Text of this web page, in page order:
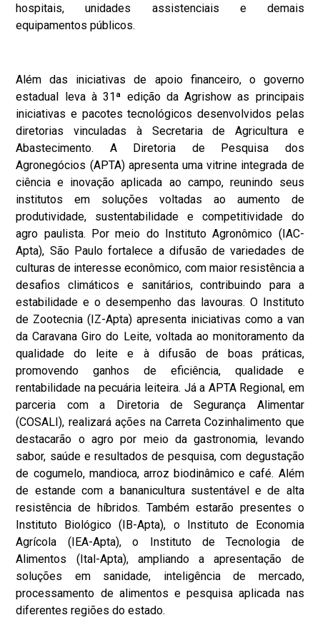
hospitais, unidades assistenciais e demais
equipamentos públicos.
Além das iniciativas de apoio financeiro, o governo
estadual leva à 31ª edição daAgrishow as principais
iniciativas e pacotes tecnológicos desenvolvidos pelas
diretorias vinculadas à Secretaria de Agricultura e
Abastecimento. A Diretoria de Pesquisa dos
Agronegócios (APTA) apresenta uma vitrine integrada de
ciência e inovação aplicada ao campo, reunindo seus
institutos em soluções voltadas ao aumento de
produtividade, sustentabilidade e competitividade do
agro paulista. Por meio do Instituto Agronômico (IAC-
Apta), São Paulo fortalece a difusão de variedades de
culturas de interesse econômico, com maior resistência a
desafios climáticos e sanitários, contribuindo para a
estabilidade e o desempenho das lavouras. O Instituto
de Zootecnia (IZ-Apta) apresenta iniciativas como a van
da Caravana Giro do Leite, voltada ao monitoramento da
qualidade do leite e à difusão de boas práticas,
promovendo ganhos de eficiência, qualidade e
rentabilidade na pecuária leiteira. Já a APTA Regional, em
parceria com a Diretoria de Segurança Alimentar
(COSALI), realizará ações na Carreta Cozinhalimento que
destacarão o agro por meio da gastronomia, levando
sabor, saúde e resultados de pesquisa, com degustação
de cogumelo, mandioca, arroz biodinâmico e café. Além
de estande com a bananicultura sustentável e de alta
resistência de híbridos. Também estarão presentes o
Instituto Biológico (IB-Apta), o Instituto de Economia
Agrícola (IEA-Apta), o Instituto de Tecnologia de
Alimentos (Ital-Apta), ampliando a apresentação de
soluções em sanidade, inteligência de mercado,
processamento de alimentos e pesquisa aplicada nas
diferentes regiões do estado.